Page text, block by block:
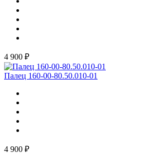
4 900 ₽
Палец 160-00-80.50.010-01
4 900 ₽